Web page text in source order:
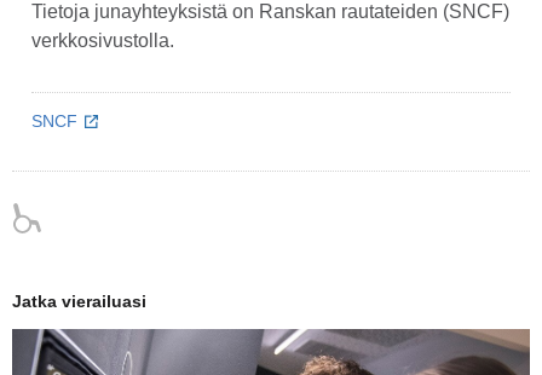
Tietoja junayhteyksistä on Ranskan rautateiden (SNCF)
verkkosivustolla.
SNCF
Jatka vierailuasi